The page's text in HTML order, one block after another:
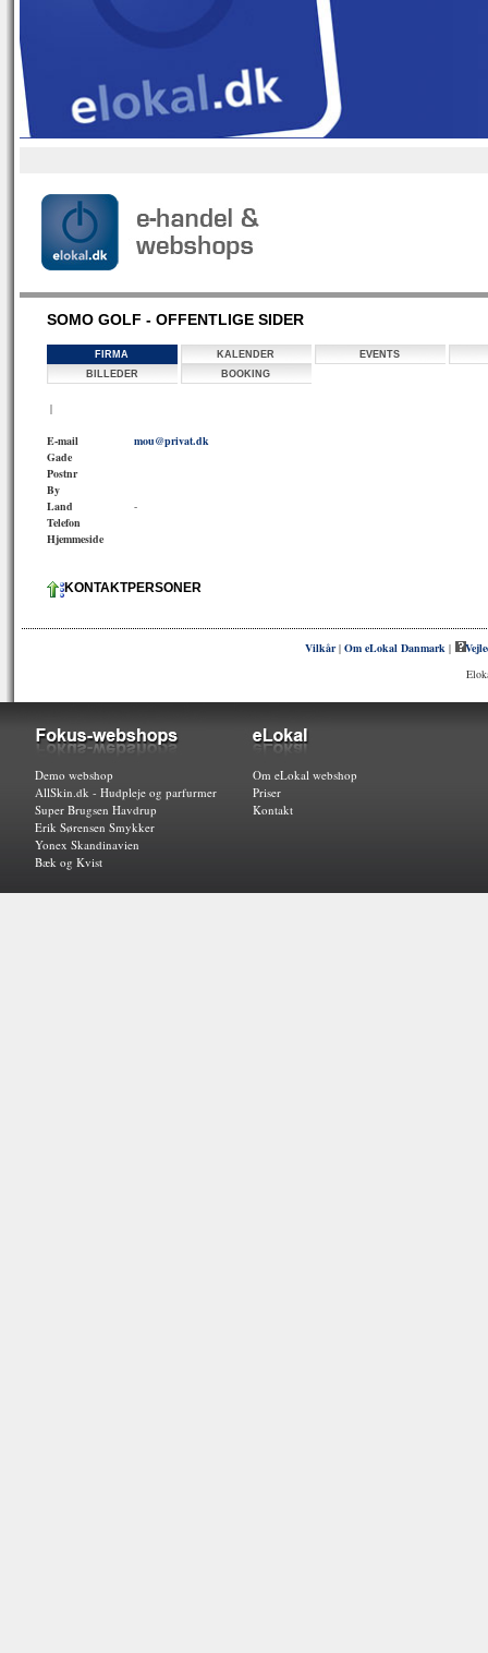
SOMO GOLF - OFFENTLIGE SIDER
FIRMA KALENDER
EVENTS
BILLEDER
BOOKING
|
E-mail
mou@privat.dk
Gade
Postnr
By
Land
-
Telefon
Hjemmeside
KONTAKTPERSONER
Vilkår|Om eLokal Danmark |
Demo webshop
AllSkin.dk - Hudpleje og parfurmer
Super Brugsen Havdrup
Erik Sørensen Smykker
Yonex Skandinavien
Bæk og Kvist
Om eLokal webshop
Priser
Kontakt